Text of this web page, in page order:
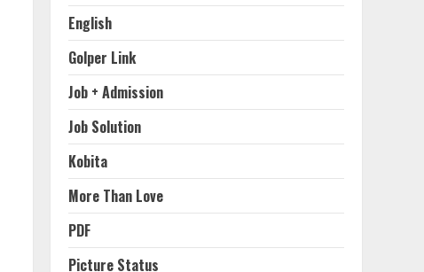
English
Golper Link
Job + Admission
Job Solution
Kobita
More Than Love
PDF
Picture Status